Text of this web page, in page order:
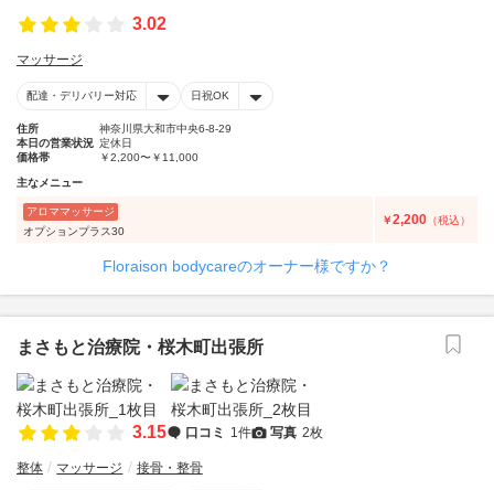
3.02
マッサージ
配達・デリバリー対応 日祝OK
住所
神奈川県大和市中央6-8-29
本日の営業状況 定休日
価格帯
￥2,200〜￥11,000
主なメニュー
アロママッサージ
オプションプラス30
￥2,200 （税込）
Floraison bodycareのオーナー様ですか？
まさもと治療院・桜木町出張所
3.15 口コミ 1件 写真 2枚
整体 マッサージ 接骨・整骨